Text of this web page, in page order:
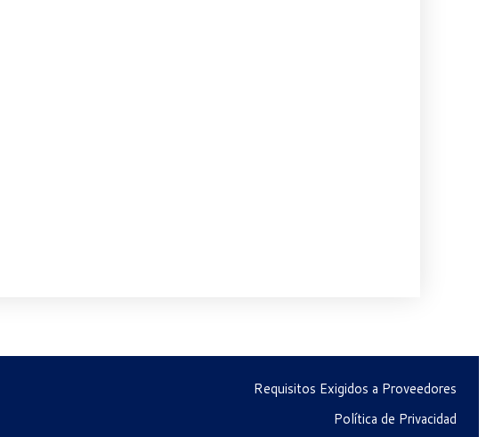
Requisitos Exigidos a Proveedores
Política de Privacidad